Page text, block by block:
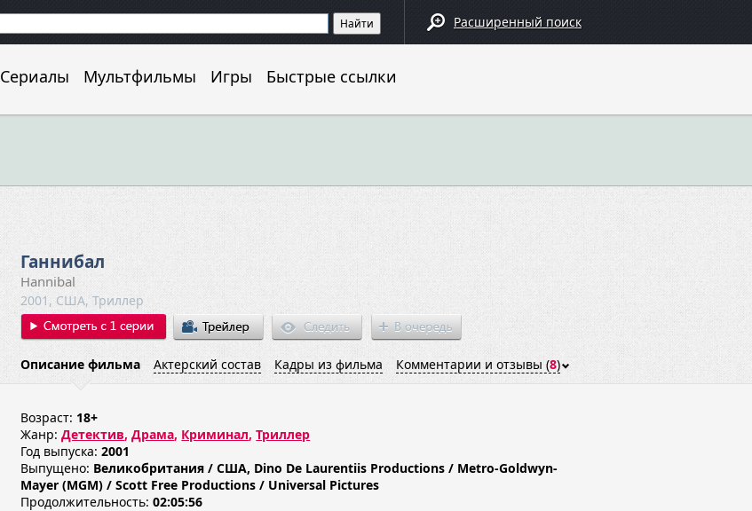
Расширенный поиск
Сериалы Мультфильмы Игры Быстрые ссылки
Ганнибал
Hannibal
2001, США, Триллер
Описание фильма Актерский состав Кадры из фильма Комментарии и отзывы (8)
Возраст: 18+
Жанр:Детектив,Драма, Криминал,Триллер
Год выпуска:2001
Выпущено: Великобритания / США, Dino De Laurentiis Productions / Metro-Goldwyn-
Mayer (MGM) / Scott Free Productions / Universal Pictures
Продолжительность:02:05:56